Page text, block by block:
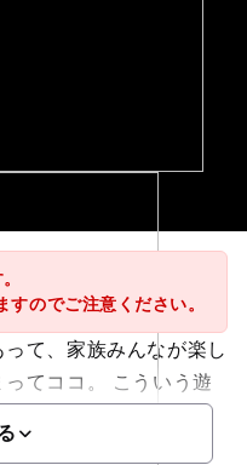
のでご注意ください。
て、家族みんなが楽し
てココ。 こういう遊